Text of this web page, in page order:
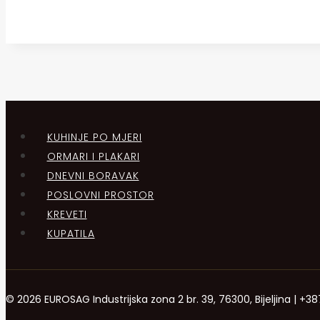
KUHINJE PO MJERI
ORMARI I PLAKARI
DNEVNI BORAVAK
POSLOVNI PROSTOR
KREVETI
KUPATILA
© 2026 EUROSAG Industrijska zona 2 br. 39, 76300, Bijeljina |